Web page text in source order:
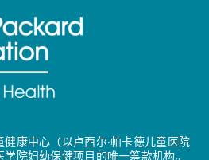
康中心（以卢西尔·帕卡德儿童医院
院妇幼保健项目的唯一筹款机构。